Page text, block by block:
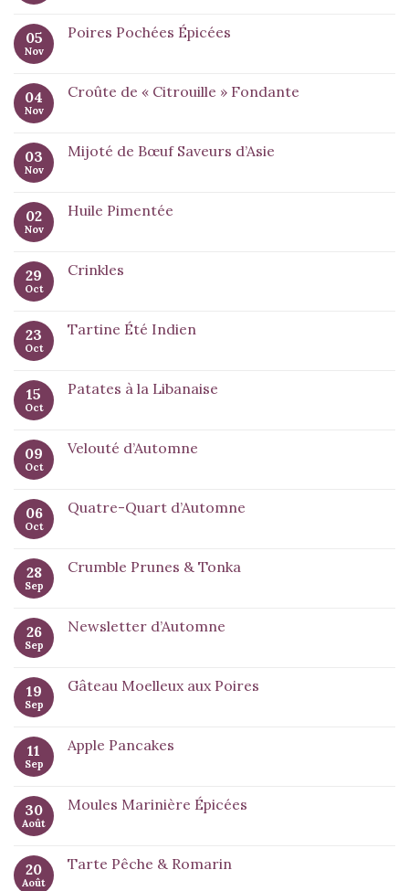
05
Nov
Poires Pochées Épicées
04
Nov
Croûte de « Citrouille » Fondante
03
Nov
Mijoté de Bœuf Saveurs d’Asie
02
Nov
Huile Pimentée
29
Oct
Crinkles
23
Oct
Tartine Été Indien
15
Oct
Patates à la Libanaise
09
Oct
Velouté d’Automne
06
Oct
Quatre-Quart d’Automne
28
Sep
Crumble Prunes & Tonka
26
Sep
Newsletter d’Automne
19
Sep
Gâteau Moelleux aux Poires
11
Sep
Apple Pancakes
30
Août
Moules Marinière Épicées
20
Août
Tarte Pêche & Romarin